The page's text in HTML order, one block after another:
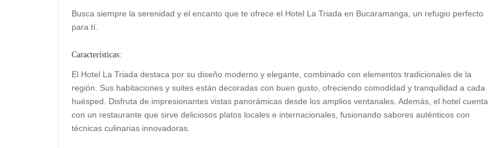
Busca siempre la serenidad y el encanto que te ofrece el Hotel La Triada en Bucaramanga, un refugio perfecto
para tí.
Características:
El Hotel La Triada destaca por su diseño moderno y elegante, combinado con elementos tradicionales de la
región. Sus habitaciones y suites están decoradas con buen gusto, ofreciendo comodidad y tranquilidad a cada
huésped. Disfruta de impresionantes vistas panorámicas desde los amplios ventanales. Además, el hotel cuenta
con un restaurante que sirve deliciosos platos locales e internacionales, fusionando sabores auténticos con
técnicas culinarias innovadoras.